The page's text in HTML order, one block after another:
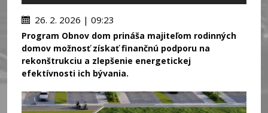
26. 2. 2026 | 09:23
Program Obnov dom prináša majiteľom rodinných
domov možnosť získať finančnú podporu na
rekonštrukciu a zlepšenie energetickej
efektívnosti ich bývania.